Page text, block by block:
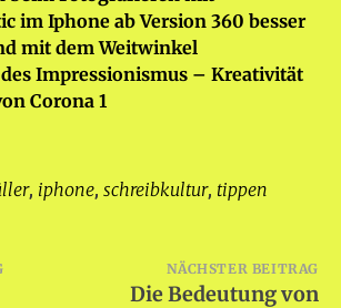
im Iphone ab Version 360 besser
mit dem Weitwinkel
Impressionismus – Kreativität
Corona 1
, iphone, schreibkultur, tippen
NÄCHSTER BEITRAG
Die Bedeutung von